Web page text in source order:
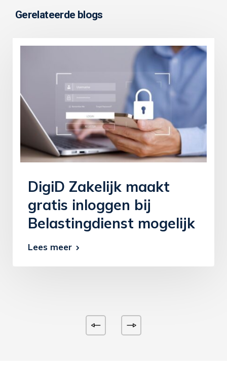
Gerelateerde blogs
DigiD Zakelijk maakt
gratis inloggen bij
Belastingdienst mogelijk
Lees meer